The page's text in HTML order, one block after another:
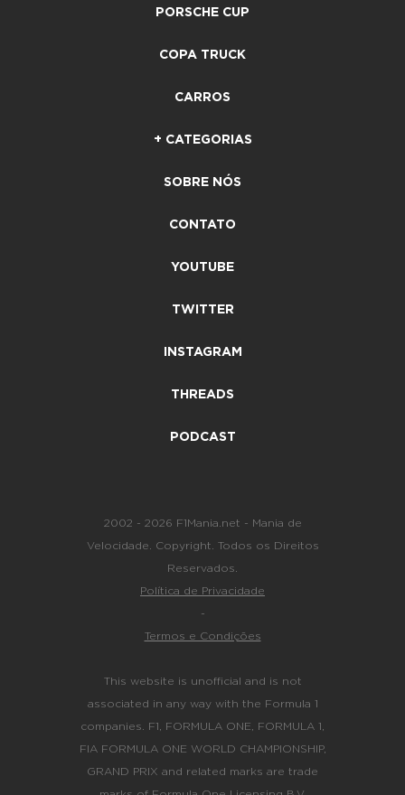
PORSCHE CUP
COPA TRUCK
CARROS
+ CATEGORIAS
SOBRE NÓS
CONTATO
YOUTUBE
TWITTER
INSTAGRAM
THREADS
PODCAST
2002 - 2026 F1Mania.net - Mania de
Velocidade. Copyright. Todos os Direitos
Reservados.
Política de Privacidade
-
Termos e Condições
This website is unofficial and is not
associated in any way with the Formula 1
companies. F1, FORMULA ONE, FORMULA 1,
FIA FORMULA ONE WORLD CHAMPIONSHIP,
GRAND PRIX and related marks are trade